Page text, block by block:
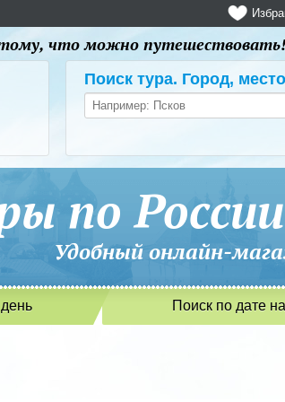
что можно путешествовать!
Поиск тура. Город,
по России
Удобный онлайн-
Поиск по дате